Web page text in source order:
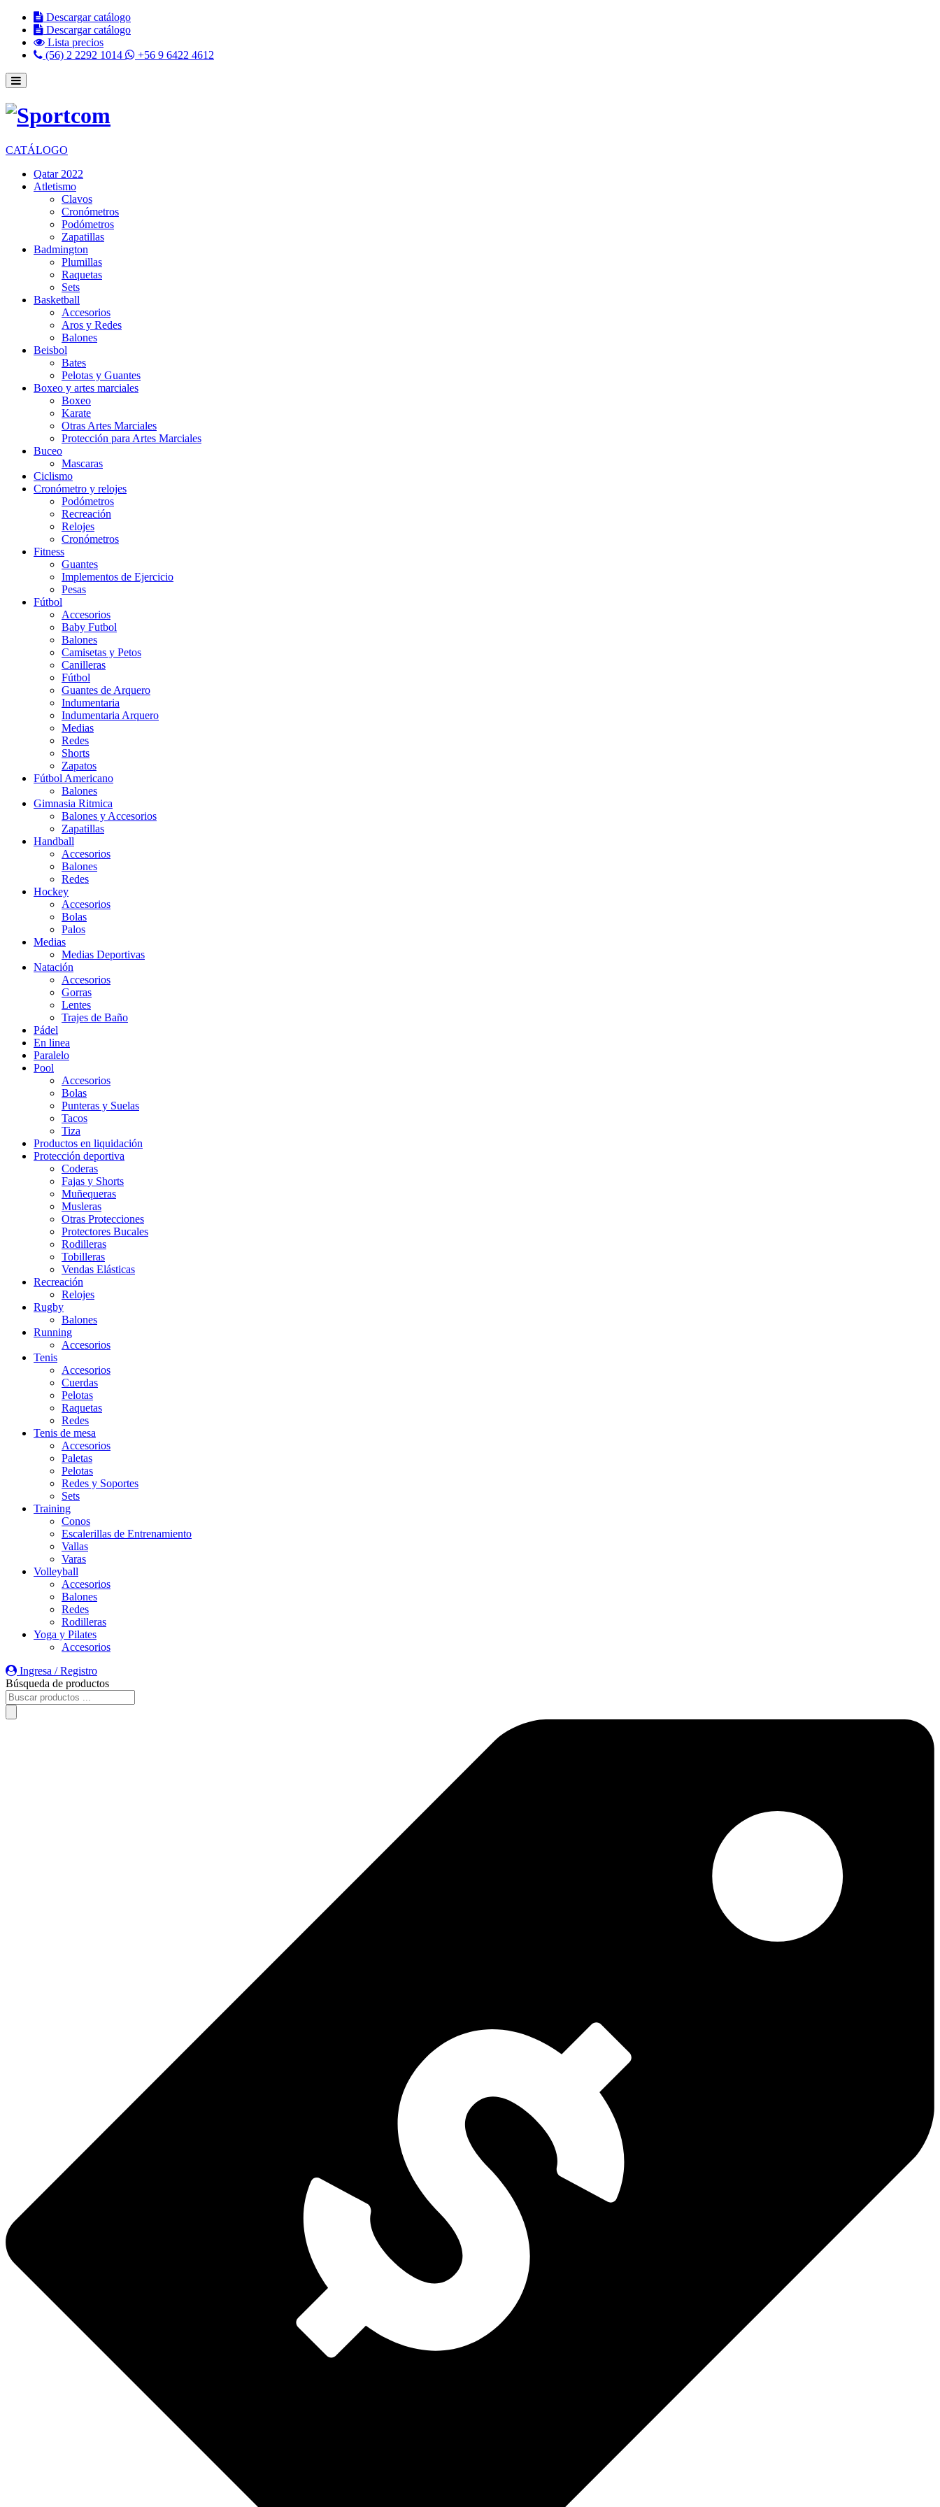
Descargar catálogo
Descargar catálogo
Lista precios
(56) 2 2292 1014
+56 9 6422 4612
CATÁLOGO
Qatar 2022
Atletismo
Clavos
Cronómetros
Podómetros
Zapatillas
Badmington
Plumillas
Raquetas
Sets
Basketball
Accesorios
Aros y Redes
Balones
Beisbol
Bates
Pelotas y Guantes
Boxeo y artes marciales
Boxeo
Karate
Otras Artes Marciales
Protección para Artes Marciales
Buceo
Mascaras
Ciclismo
Cronómetro y relojes
Podómetros
Recreación
Relojes
Cronómetros
Fitness
Guantes
Implementos de Ejercicio
Pesas
Fútbol
Accesorios
Baby Futbol
Balones
Camisetas y Petos
Canilleras
Fútbol
Guantes de Arquero
Indumentaria
Indumentaria Arquero
Medias
Redes
Shorts
Zapatos
Fútbol Americano
Balones
Gimnasia Ritmica
Balones y Accesorios
Zapatillas
Handball
Accesorios
Balones
Redes
Hockey
Accesorios
Bolas
Palos
Medias
Medias Deportivas
Natación
Accesorios
Gorras
Lentes
Trajes de Baño
Pádel
En linea
Paralelo
Pool
Accesorios
Bolas
Punteras y Suelas
Tacos
Tiza
Productos en liquidación
Protección deportiva
Coderas
Fajas y Shorts
Muñequeras
Musleras
Otras Protecciones
Protectores Bucales
Rodilleras
Tobilleras
Vendas Elásticas
Recreación
Relojes
Rugby
Balones
Running
Accesorios
Tenis
Accesorios
Cuerdas
Pelotas
Raquetas
Redes
Tenis de mesa
Accesorios
Paletas
Pelotas
Redes y Soportes
Sets
Training
Conos
Escalerillas de Entrenamiento
Vallas
Varas
Volleyball
Accesorios
Balones
Redes
Rodilleras
Yoga y Pilates
Accesorios
Ingresa / Registro
Búsqueda de productos